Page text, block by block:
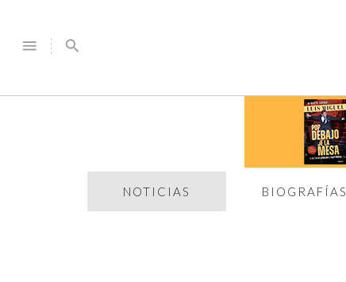
menu search
NOTICIAS BIOGRAFÍAS